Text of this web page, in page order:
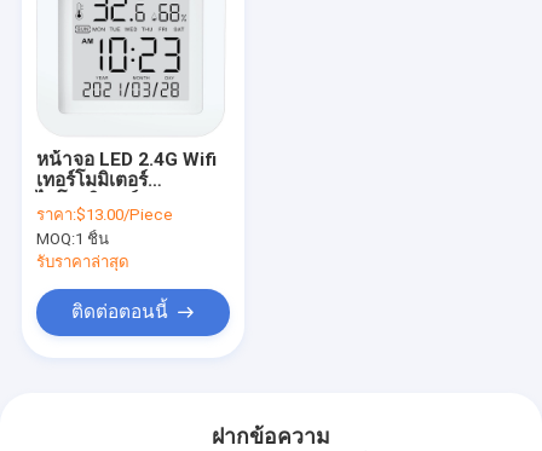
หน้าจอ LED 2.4G Wifi
เทอร์โมมิเตอร์
Hygrometer Alexa
ราคา:$13.00/Piece
MOQ:1 ชิ้น
รับราคาล่าสุด
ติดต่อตอนนี้
ฝากข้อความ